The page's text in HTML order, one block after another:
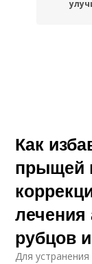
Как
прыщей
лечения
рубцов
Для